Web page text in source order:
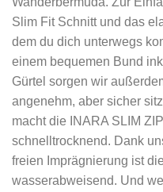
Slim Fit Schnitt und das
dem du dich unterwegs
einem bequemen Bund
Gürtel sorgen wir
angenehm, aber sicher
macht die INARA SLIM
schnelltrocknend. Dank
freien Imprägnierung ist
wasserabweisend. Und